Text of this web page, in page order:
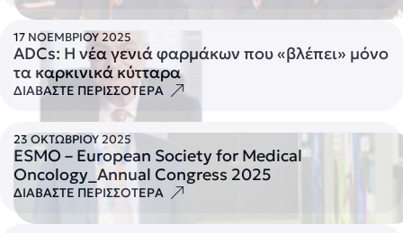
17 ΝΟΕΜΒΡΙΟΥ 2025
ADCs: Η νέα γενιά φαρμάκων που «βλέπει» μόνο
τα καρκινικά κύτταρα
ΔΙΑΒΑΣΤΕ ΠΕΡΙΣΣΟΤΕΡΑ
23 ΟΚΤΩΒΡΙΟΥ 2025
ESMO – European Society for Medical
Oncology_Annual Congress 2025
ΔΙΑΒΑΣΤΕ ΠΕΡΙΣΣΟΤΕΡΑ